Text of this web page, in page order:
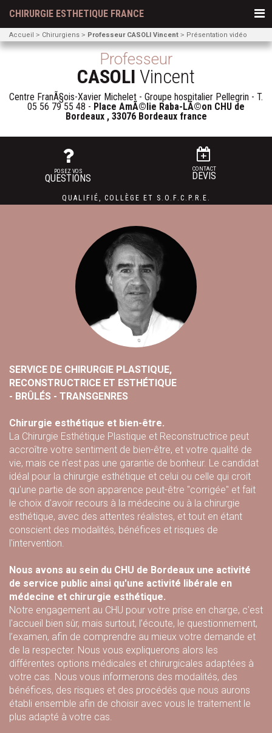
CHIRURGIE ESTHETIQUE FRANCE
Accueil Chirurgiens Professeur CASOLI Vincent Présentation vidéo
Professeur
CASOLI Vincent
Centre FranÃ§ois-Xavier Michelet - Groupe hospitalier Pellegrin - T.
05 56 79 55 48 - Place AmÃ©lie Raba-LÃ©on CHU de
Bordeaux , 33076 Bordeaux france
POSEZ VOS
QUESTIONS
CONTACT
DEVIS
QUALIFIÉ, COLLÈGE ET S.O.F.C.P.R.E.
SERVICE DE CHIRURGIE PLASTIQUE,
RECONSTRUCTRICE ET ESTHÉTIQUE
- BRÛLÉS - TRANSGENRES
Chirurgie esthétique et bien-être.
La Chirurgie Esthétique Plastique et Reconstructrice peut
accroître votre sentiment de bien-être, et votre qualité de
vie, mais ce n'est pas une garantie de bonheur. Le candidat
idéal pour la chirurgie esthétique et celui ou celle qui croit
qu'une partie de son apparence peut-être "corrigée" et fait
le choix d'avoir recours à la médecine ou à la chirurgie
esthétique, avec des attentes réalistes, et tout en étant
conscient des modalités, bénéfices et risques de
l'intervention.
Nous avons au sein du CHU de Bordeaux une activité
de service public ainsi qu'une activité libérale en
médecine et chirurgie esthétique.
Notre engagement au CHU pour votre prise en charge, c'est
l'accueil bien sûr, mais surtout, l’écoute, le questionnement,
l’examen, afin de comprendre au mieux votre demande et
de la respecter. Nous vous expliquerons alors les
différentes options médicales et chirurgicales adaptées à
votre cas. Nous vous informerons des modalités, des
bénéfices, des risques et des procédés que nous aurons
établi ensemble afin de choisir avec vous le traitement le
plus adapté à votre cas.